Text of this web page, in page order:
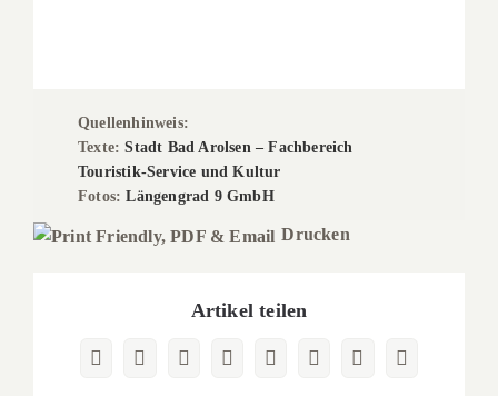
Quellenhinweis:
Texte:Stadt Bad Arolsen – Fachbereich
Touristik-Service und Kultur
Fotos:Längengrad 9 GmbH
Drucken
Artikel teilen
Facebook
X RedditLinkedInWhatsApp
Pinterest
Vk
E-